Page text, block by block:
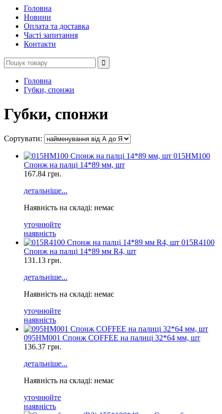
Головна
Новини
Оплата та доставка
Часті запитання
Контакти
Головна
Губки, спонжи
Губки, спонжи
Сортувати:
015HM100
Спонж на палці 14*89 мм, шт
167.84 грн.
детальніше...
Наявність на складі: немає
уточнюйте
наявність
015R4100
Спонж на палці 14*89 мм R4, шт
131.13 грн.
детальніше...
Наявність на складі: немає
уточнюйте
наявність
095HM001 Спонж COFFEE на палиці 32*64 мм, шт
136.37 грн.
детальніше...
Наявність на складі: немає
уточнюйте
наявність